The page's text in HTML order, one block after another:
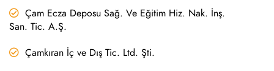
Çam Ecza Deposu Sağ. Ve Eğitim Hiz. Nak. İnş.
San. Tic. A.Ş.
Çamkıran İç ve Dış Tic. Ltd. Şti.